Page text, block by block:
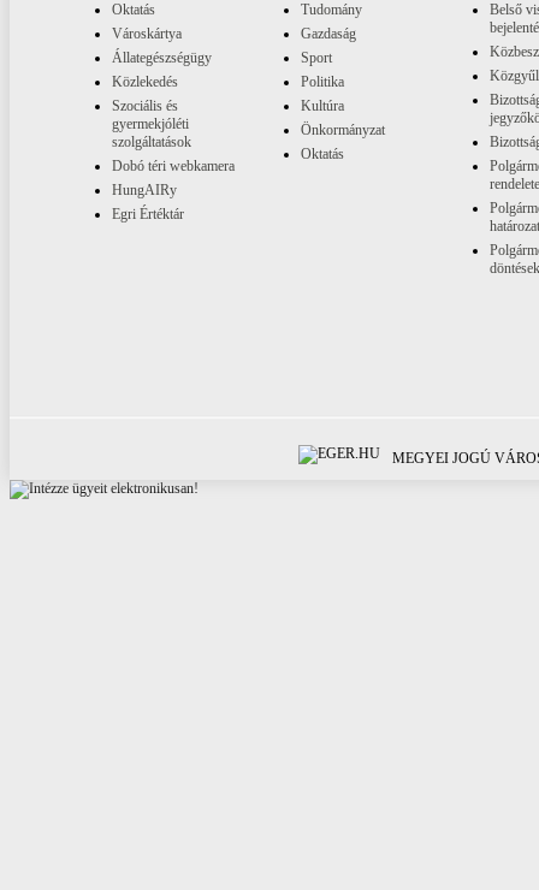
Oktatás
Városkártya
Állategészségügy
Közlekedés
Szociális és
gyermekjóléti
szolgáltatások
Dobó téri webkamera
HungAIRy
Egri Értéktár
Tudomány
Gazdaság
Sport
Politika
Kultúra
Önkormányzat
Oktatás
Belső
döntések
MEGYEI JOGÚ